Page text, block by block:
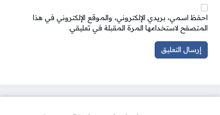
احفظ اسمي، بريدي الإلكتروني، والموقع الإلكتروني في هذا
المتصفح لاستخدامها المرة المقبلة في تعليقي.